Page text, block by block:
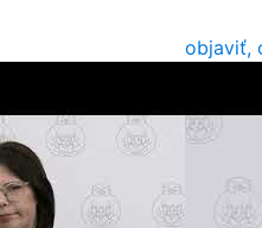
objaviť,